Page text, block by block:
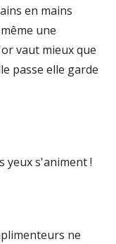
en mains
une
vaut mieux que
passe elle garde
yeux s'animent !
ne